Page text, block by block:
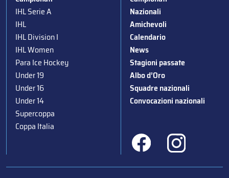
IHL Serie A
IHL
IHL Division I
IHL Women
Para Ice Hockey
Under 19
Under 16
Under 14
Supercoppa
Coppa Italia
Nazionali
Amichevoli
Calendario
News
Stagioni passate
Albo d’Oro
Squadre nazionali
Convocazioni nazionali